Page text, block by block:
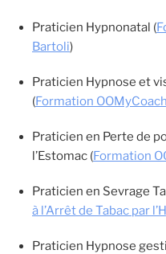
Praticien Hypnonatal (
Bartoli)
Praticien Hypnose et
(Formation
Praticien en Perte de
l’Estomac (Formation
Praticien en Sevrage
à l’Arrêt de Tabac par
Praticien Hypnose